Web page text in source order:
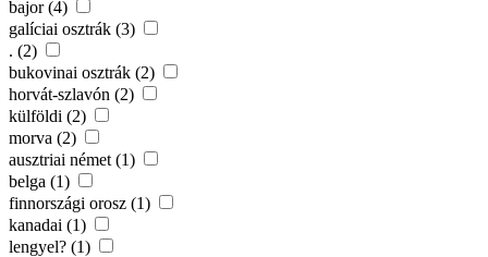
bajor (4)
galíciai osztrák (3)
. (2)
bukovinai osztrák (2)
horvát-szlavón (2)
külföldi (2)
morva (2)
ausztriai német (1)
belga (1)
finnországi orosz (1)
kanadai (1)
lengyel? (1)